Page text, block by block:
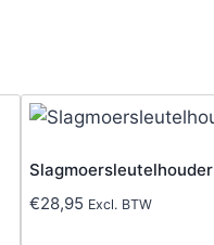
Slagmoersleutelhouder
€28,95 Excl. BTW